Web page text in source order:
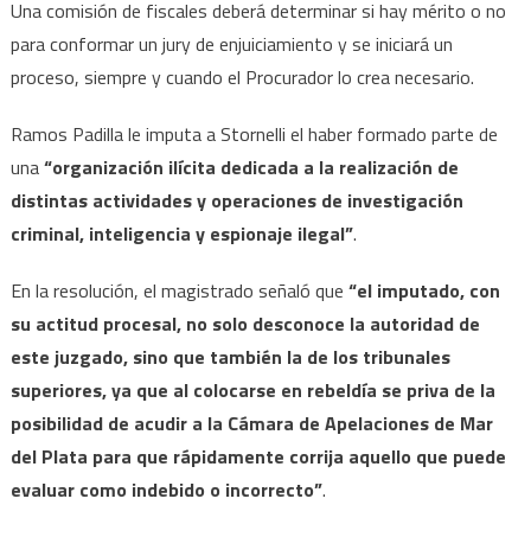
Una comisión de fiscales deberá determinar si hay mérito o no
para conformar un jury de enjuiciamiento y se iniciará un
proceso, siempre y cuando el Procurador lo crea necesario.
Ramos Padilla le imputa a Stornelli el haber formado parte de
una“organización ilícita dedicada a la realización de
distintas actividades y operaciones de investigación
criminal, inteligencia y espionaje ilegal”.
En la resolución, el magistrado señaló que “el imputado, con
su actitud procesal, no solo desconoce la autoridad de
este juzgado, sino que también la de los tribunales
superiores, ya que al colocarse en rebeldía se priva de la
posibilidad de acudir a la Cámara de Apelaciones de Mar
del Plata para que rápidamente corrija aquello que puede
evaluar como indebido o incorrecto”.